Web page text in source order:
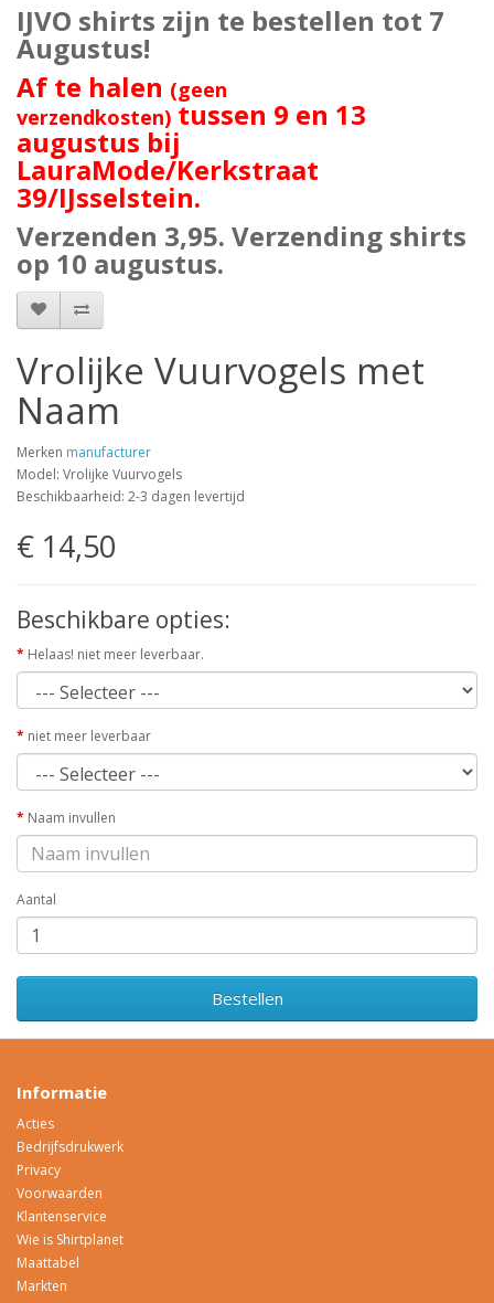
IJVO shirts zijn te bestellen tot 7
Augustus!
Af te halen (geen
verzendkosten) tussen 9 en 13
augustus bij
LauraMode/Kerkstraat
39/IJsselstein.
Verzenden 3,95. Verzending shirts
op 10 augustus.
Vrolijke Vuurvogels met
Naam
Merken manufacturer
Model: Vrolijke Vuurvogels
Beschikbaarheid: 2-3 dagen levertijd
€ 14,50
Beschikbare opties:
Helaas! niet meer leverbaar.
niet meer leverbaar
Naam invullen
Aantal
Bestellen
Informatie
Acties
Bedrijfsdrukwerk
Privacy
Voorwaarden
Klantenservice
Wie is Shirtplanet
Maattabel
Markten